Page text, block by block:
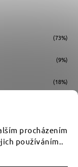
procházením
používáním..
(73%)
(9%)
(18%)